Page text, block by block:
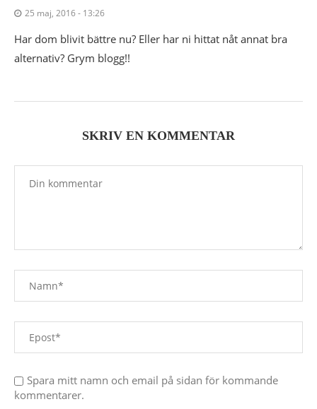
25 maj, 2016 - 13:26
Har dom blivit bättre nu? Eller har ni hittat nåt annat bra
alternativ? Grym blogg!!
SKRIV EN KOMMENTAR
Spara mitt namn och email på sidan för kommande
kommentarer.